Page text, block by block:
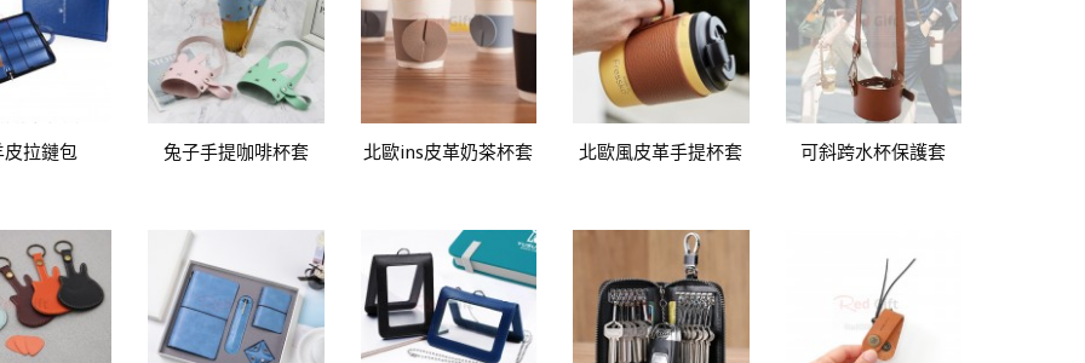
皮拉鏈包 兔子手提咖啡杯套 北歐ins皮革奶茶杯套 北歐風皮革手提杯套 可斜跨水杯保護套